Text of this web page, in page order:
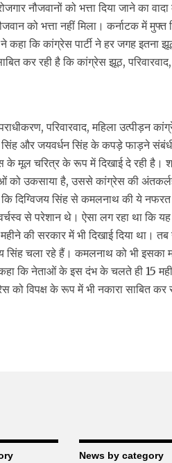
नौजवानों को भत्ता दिया जाने का
को भत्ता नहीं मिला। कर्नाटक में मुफ्त
कहा कि कांग्रेस पार्टी ने हर जगह इतना
कर रही है कि कांग्रेस झूठ, परिवारवाद,
परिवारवाद, महिला उत्पीड़न
सिंह और जयवर्धन सिंह के कपड़े फाड़ने
मूल चरित्र के रूप में दिखाई दे रही है।
को उकसाया है, उससे कांग्रेस की
दिग्विजय सिंह से कमलनाथ की ये नफरत
से परेशान थे। ऐसा लग रहा था कि
की सरकार में भी दिखाई दिया था। तब
सिंह चला रहे हैं। कमलनाथ को भी इसका
कहा कि नेताओं के इस दंभ के चलते ही 15
विपक्ष के रूप में भी नकारा साबित कर
News by category